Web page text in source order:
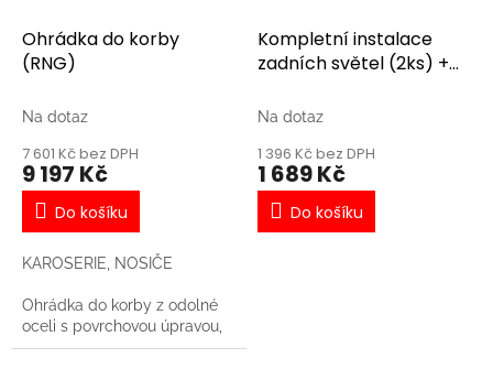
Ohrádka do korby
(RNG)
Na dotaz
7 601 Kč bez DPH
9 197 Kč
Do košíku
KAROSERIE, NOSIČE
Ohrádka do korby z odolné
oceli s povrchovou úpravou,
pro stroje Ranger
Kompletní instalace
zadních světel (2ks) +
Na dotaz
1 396 Kč bez DPH
1 689 Kč
Do košíku